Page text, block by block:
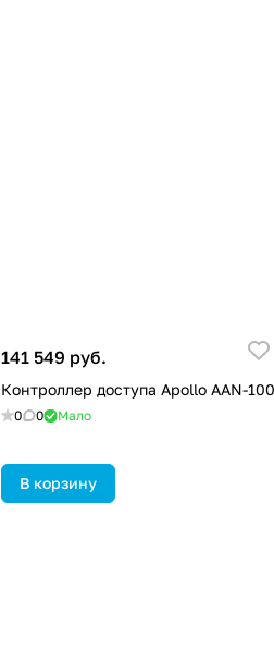
141 549 руб.
Контроллер доступа Apollo AAN-100
0 0 Мало
В корзину